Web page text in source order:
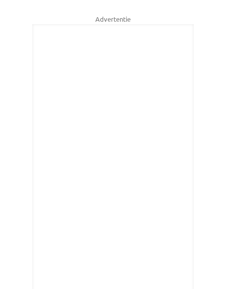
Advertentie